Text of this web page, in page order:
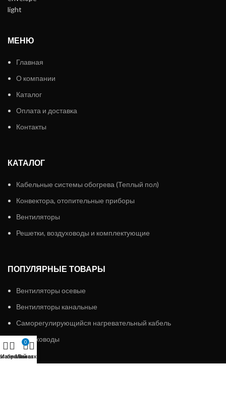
МЕНЮ
Главная
О компании
Каталог
Оплата и доставка
Контакты
КАТАЛОГ
Кабельные системы обогрева (Теплый пол)
Конвектора, отопительные приборы
Вентиляторы
Решетки, воздуховоды и комплектующие
ПОПУЛЯРНЫЕ ТОВАРЫ
Вентиляторы осевые
Вентиляторы канальные
Саморегулирующийся нагревательный кабель
Воздуховоды
Избранное
0
Заказ
Мой аккаунт